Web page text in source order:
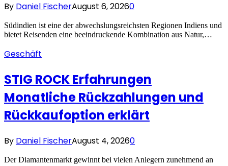
By Daniel FischerAugust 6, 20260
Südindien ist eine der abwechslungsreichsten Regionen Indiens und
bietet Reisenden eine beeindruckende Kombination aus Natur,…
Geschäft
STIG ROCK Erfahrungen
Monatliche Rückzahlungen und
Rückkaufoption erklärt
By Daniel FischerAugust 4, 20260
Der Diamantenmarkt gewinnt bei vielen Anlegern zunehmend an